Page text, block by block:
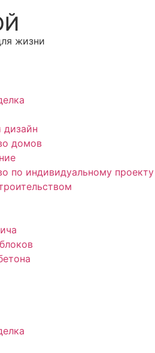
жизни
домов
по индивидуальному проекту